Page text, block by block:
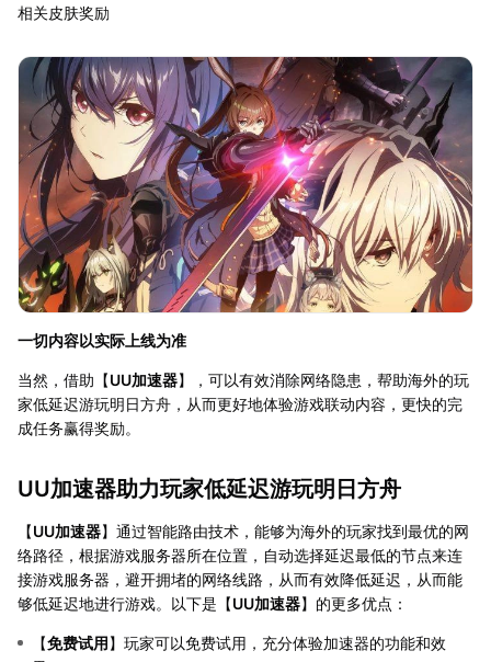
相关皮肤奖励
一切内容以实际上线为准
当然，借助【UU加速器】，可以有效消除网络隐患，帮助海外的玩
家低延迟游玩明日方舟，从而更好地体验游戏联动内容，更快的完
成任务赢得奖励。
UU加速器助力玩家低延迟游玩明日方舟
【UU加速器】通过智能路由技术，能够为海外的玩家找到最优的网
络路径，根据游戏服务器所在位置，自动选择延迟最低的节点来连
接游戏服务器，避开拥堵的网络线路，从而有效降低延迟，从而能
够低延迟地进行游戏。以下是【UU加速器】的更多优点：
【免费试用】玩家可以免费试用，充分体验加速器的功能和效